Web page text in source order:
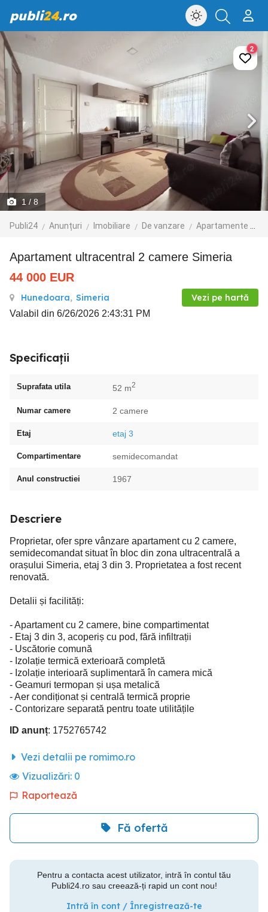
publi24.ro
1 / 8
Publi24 Anunțuri Imobiliare De vanzare Apartamente de vanzare
2
Apartament ultracentral 2 camere Simeria
44 000 EUR
Hunedoara, Simeria Vezi pe hartă
Valabil din 6/26/2026 2:43:31 PM
Specificații
Suprafata utila 52 m2
Numar camere 2 camere
Etaj etaj 3
Compartimentare semidecomandat
Anul constructiei 1967
Descriere
Proprietar, ofer spre vânzare apartament cu 2 camere,
semidecomandat situat în bloc din zona ultracentrală a
orașului Simeria, etaj 3 din 3. Proprietatea a fost recent
renovată.
Detalii și facilități:
- Apartament cu 2 camere, bine compartimentat
- Etaj 3 din 3, acoperiș cu pod, fără infiltrații
- Uscătorie comună
- Izolație termică exterioară completă
- Izolație interioară suplimentară în camera mică
- Geamuri termopan și ușa metalică
- Aer condiționat și centrală termică proprie
- Contorizare separată pentru toate utilitățile
ID anunț: 1752765742
Vezi detalii pe romimo.ro
Vizualizări: 0
Raportează
Fă ofertă
Pentru a contacta acest utilizator, intră în contul tău
Publi24.ro sau creează-ți rapid un cont nou!
Intră în cont / Înregistrează-te